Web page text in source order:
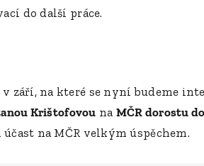
do další práce.
v září, na které se nyní budeme
Krištofovou na MČR dorostu
na MČR velkým úspěchem.